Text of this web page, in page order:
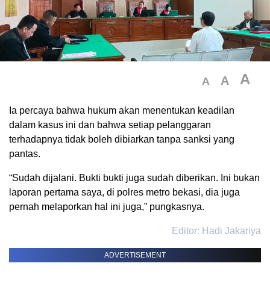
A A A
Ia percaya bahwa hukum akan menentukan keadilan
dalam kasus ini dan bahwa setiap pelanggaran
terhadapnya tidak boleh dibiarkan tanpa sanksi yang
pantas.
“Sudah dijalani. Bukti bukti juga sudah diberikan. Ini bukan
laporan pertama saya, di polres metro bekasi, dia juga
pernah melaporkan hal ini juga,” pungkasnya.
Editor: Hadi Jakariya
ADVERTISEMENT